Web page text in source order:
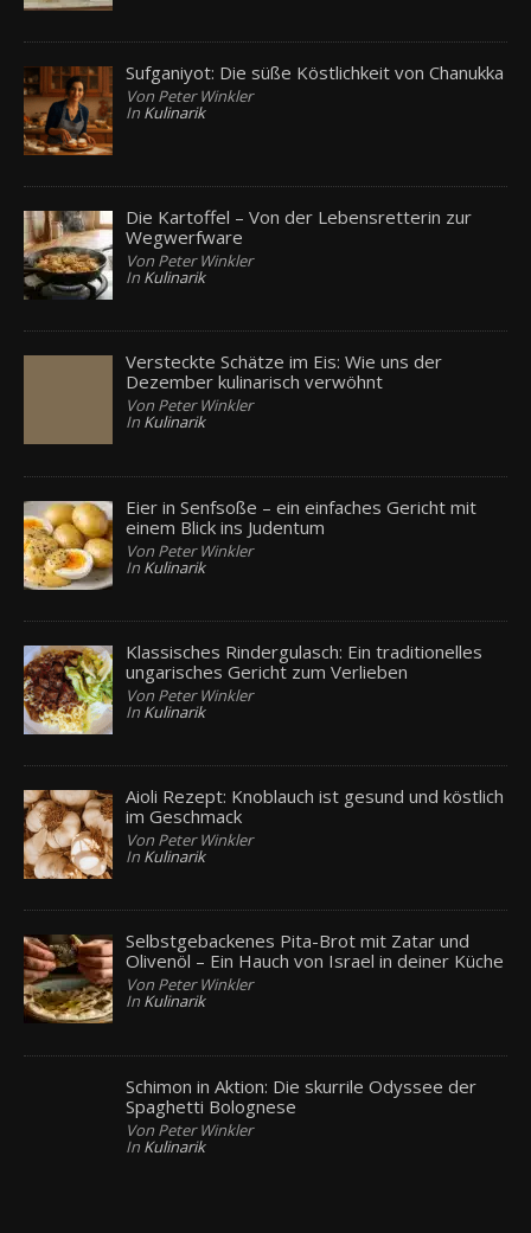
Sufganiyot: Die süße Köstlichkeit von Chanukka
Von Peter Winkler
In Kulinarik
Die Kartoffel – Von der Lebensretterin zur
Wegwerfware
Von Peter Winkler
In Kulinarik
Versteckte Schätze im Eis: Wie uns der
Dezember kulinarisch verwöhnt
Von Peter Winkler
In Kulinarik
Eier in Senfsoße – ein einfaches Gericht mit
einem Blick ins Judentum
Von Peter Winkler
In Kulinarik
Klassisches Rindergulasch: Ein traditionelles
ungarisches Gericht zum Verlieben
Von Peter Winkler
In Kulinarik
Aioli Rezept: Knoblauch ist gesund und köstlich
im Geschmack
Von Peter Winkler
In Kulinarik
Selbstgebackenes Pita-Brot mit Zatar und
Olivenöl – Ein Hauch von Israel in deiner Küche
Von Peter Winkler
In Kulinarik
Schimon in Aktion: Die skurrile Odyssee der
Spaghetti Bolognese
Von Peter Winkler
In Kulinarik